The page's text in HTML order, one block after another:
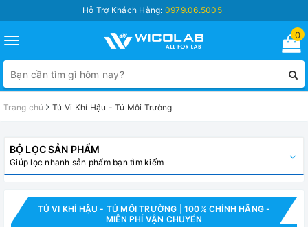
Hỗ Trợ Khách Hàng: 0979.06.5005
Toggle
navigation
0
Trang chủ Tủ Vi Khí Hậu - Tủ Môi Trường
BỘ LỌC SẢN PHẨM
Giúp lọc nhanh sản phẩm bạn tìm kiếm
TỦ VI KHÍ HẬU - TỦ MÔI TRƯỜNG | 100% CHÍNH HÃNG -
MIỄN PHÍ VẬN CHUYỂN